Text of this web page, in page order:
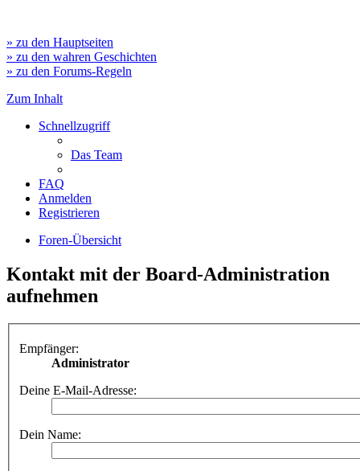
» zu den Hauptseiten
» zu den wahren Geschichten
» zu den Forums-Regeln
Zum Inhalt
Schnellzugriff
Das Team
FAQ
Anmelden
Registrieren
Foren-Übersicht
Kontakt mit der Board-Administration
aufnehmen
Empfänger:
Administrator
Deine E-Mail-Adresse:
Dein Name: